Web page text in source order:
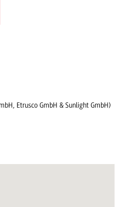
Etrusco GmbH & Sunlight GmbH)